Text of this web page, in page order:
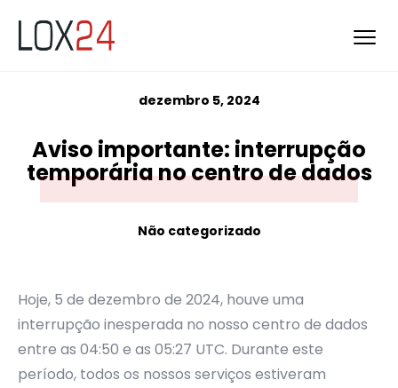
dezembro 5, 2024
Aviso importante: interrupção
temporária no centro de dados
Não categorizado
Hoje, 5 de dezembro de 2024, houve uma
interrupção inesperada no nosso centro de dados
entre as 04:50 e as 05:27 UTC. Durante este
período, todos os nossos serviços estiveram